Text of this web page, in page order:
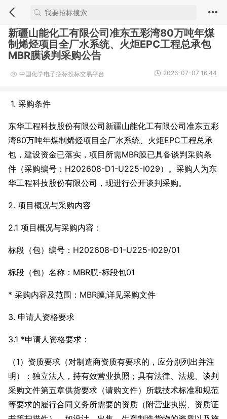
新疆山能化工有限公司准东五彩湾80万吨年煤
制烯烃项目全厂水系统、火炬EPC工程总承包
MBR膜谈判采购公告
中国化学电子招标投标交易平台 2026-07-07 16:44
1. 采购条件
东华工程科技股份有限公司新疆山能化工有限公司准东五彩
湾80万吨年煤制烯烃项目全厂水系统、火炬EPC工程总承
包，建设资金已落实，项目所需MBR膜已具备谈判采购条
件（采购编号：H202608-D1-U225-I029）。采购人为东
华工程科技股份有限公司，现进行公开谈判采购。
2. 项目概况与采购内容
2.1 项目概况与采购内容：
标段（包）编号：H202608-D1-U225-I029/01
标段（包）名称：MBR膜-标段包01
* 采购内容及范围：MBR膜;详见采购文件
3. 申请人资格要求
3.1 *申请人资格要求：
（1）资质要求（对制造商资质有要求的，应分别列出并注
明）：独立法人，持有效营业执照；具有法律、法规、谈判
采购文件第五章供货要求（请购文件）所载技术标准和规范
等要求的履行合同义务所需要的资质（附营业执照、资质证